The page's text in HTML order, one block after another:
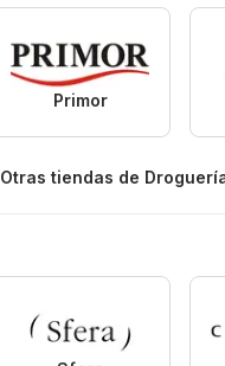
Primor
Otras tiendas de